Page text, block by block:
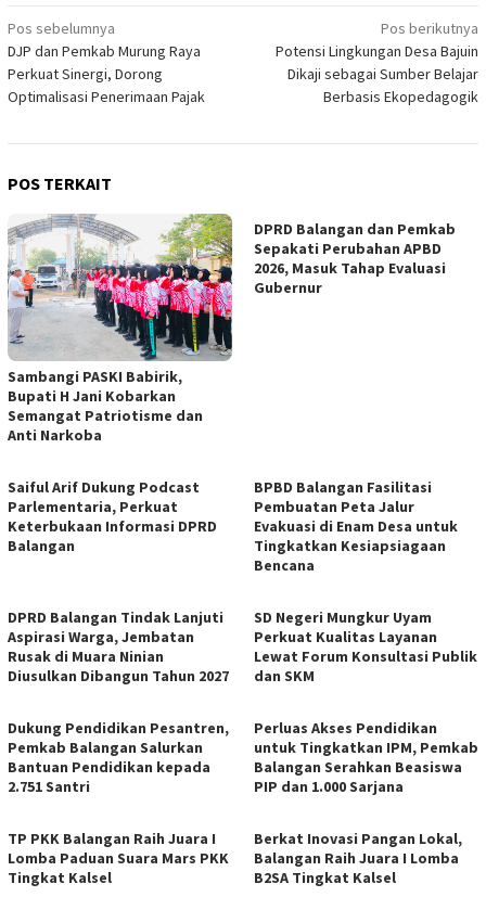
Navigasi
pos
Pos sebelumnya
DJP dan Pemkab Murung Raya
Perkuat Sinergi, Dorong
Optimalisasi Penerimaan Pajak
Pos berikutnya
Potensi Lingkungan Desa Bajuin
Dikaji sebagai Sumber Belajar
Berbasis Ekopedagogik
POS TERKAIT
Sambangi PASKI Babirik,
Bupati H Jani Kobarkan
Semangat Patriotisme dan
Anti Narkoba
DPRD Balangan dan Pemkab
Sepakati Perubahan APBD
2026, Masuk Tahap Evaluasi
Gubernur
Saiful Arif Dukung Podcast
Parlementaria, Perkuat
Keterbukaan Informasi DPRD
Balangan
BPBD Balangan Fasilitasi
Pembuatan Peta Jalur
Evakuasi di Enam Desa untuk
Tingkatkan Kesiapsiagaan
Bencana
DPRD Balangan Tindak Lanjuti
Aspirasi Warga, Jembatan
Rusak di Muara Ninian
Diusulkan Dibangun Tahun 2027
SD Negeri Mungkur Uyam
Perkuat Kualitas Layanan
Lewat Forum Konsultasi Publik
dan SKM
Dukung Pendidikan Pesantren,
Pemkab Balangan Salurkan
Bantuan Pendidikan kepada
2.751 Santri
Perluas Akses Pendidikan
untuk Tingkatkan IPM, Pemkab
Balangan Serahkan Beasiswa
PIP dan 1.000 Sarjana
TP PKK Balangan Raih Juara I
Lomba Paduan Suara Mars PKK
Tingkat Kalsel
Berkat Inovasi Pangan Lokal,
Balangan Raih Juara I Lomba
B2SA Tingkat Kalsel